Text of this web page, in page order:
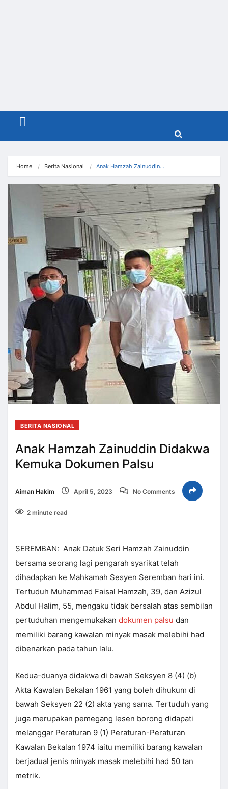
Menu
Home Berita Nasional Anak Hamzah Zainuddin…
BERITA NASIONAL
Anak Hamzah Zainuddin Didakwa
Kemuka Dokumen Palsu
Aiman Hakim April 5, 2023 No Comments
2 minute read
SEREMBAN: Anak Datuk Seri Hamzah Zainuddin
bersama seorang lagi pengarah syarikat telah
dihadapkan ke Mahkamah Sesyen Seremban hari ini.
Tertuduh Muhammad Faisal Hamzah, 39, dan Azizul
Abdul Halim, 55, mengaku tidak bersalah atas sembilan
pertuduhan mengemukakan dokumen palsu dan
memiliki barang kawalan minyak masak melebihi had
dibenarkan pada tahun lalu.
Kedua-duanya didakwa di bawah Seksyen 8 (4) (b)
Akta Kawalan Bekalan 1961 yang boleh dihukum di
bawah Seksyen 22 (2) akta yang sama. Tertuduh yang
juga merupakan pemegang lesen borong didapati
melanggar Peraturan 9 (1) Peraturan-Peraturan
Kawalan Bekalan 1974 iaitu memiliki barang kawalan
berjadual jenis minyak masak melebihi had 50 tan
metrik.